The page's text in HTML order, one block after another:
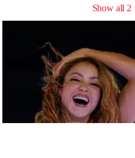
Show all 2